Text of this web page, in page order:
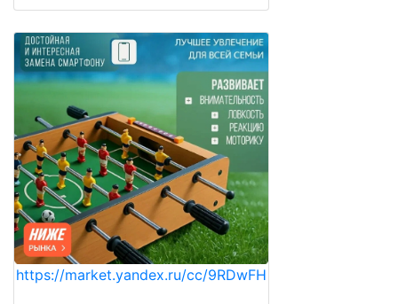
https://market.yandex.ru/cc/9RDwFH